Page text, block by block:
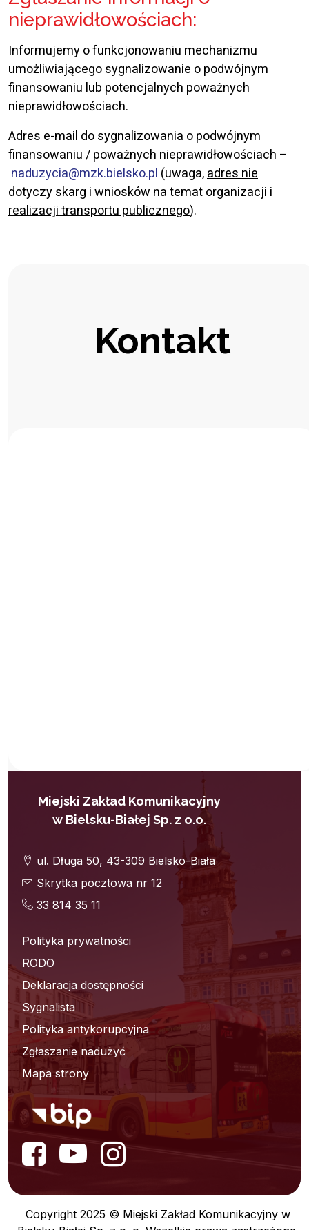
nieprawidłowościach:
Informujemy o funkcjonowaniu mechanizmu
umożliwiającego sygnalizowanie o podwójnym
finansowaniu lub potencjalnych poważnych
nieprawidłowościach.
Adres e-mail do sygnalizowania o podwójnym
finansowaniu / poważnych nieprawidłowościach –
naduzycia@mzk.bielsko.pl (uwaga, adres nie
dotyczy skarg i wniosków na temat organizacji i
realizacji transportu publicznego).
Kontakt
Miejski Zakład Komunikacyjny
w Bielsku-Białej Sp. z o.o.
ul. Długa 50, 43-309 Bielsko-Biała
Skrytka pocztowa nr 12
33 814 35 11
Polityka prywatności
RODO
Deklaracja dostępności
Sygnalista
Polityka antykorupcyjna
Zgłaszanie nadużyć
Mapa strony
Copyright 2025 © Miejski Zakład Komunikacyjny w